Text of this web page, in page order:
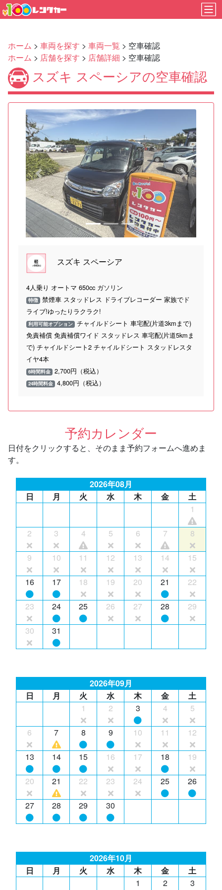
ホーム > 車両を探す > 車両一覧 > 空車確認
ホーム > 店舗を探す > 店舗詳細 > 空車確認
スズキ スペーシアの空車確認
Previous Next
スズキ スペーシア
4人乗り オートマ 650cc ガソリン
特徴 禁煙車 スタッドレス ドライブレコーダー 家族でド
ライブ!ゆったりラクラク!
利用可能オプション チャイルドシート 車宅配(片道3kmまで)
免責補償 免責補償ワイド スタッドレス 車宅配(片道5kmま
で) チャイルドシート2 チャイルドシート スタッドレスタ
イヤ4本
6時間料金 2,700円（税込）
24時間料金 4,800円（税込）
予約カレンダー
日付をクリックすると、そのまま予約フォームへ進めま
す。
2026年08月
日
月 火 水 木 金
土
1
2 3 4 5 6 7 8
9 10 11 12 13 14 15
16 17 18 19 20 21 22
23 24 25 26 27 28 29
30 31
2026年09月
日
月 火 水 木 金
土
1
2 3 4 5
6 7 8 9 10 11 12
13 14 15 16 17 18 19
20 21 22 23 24 25 26
27 28 29 30
2026年10月
日
月 火 水 木 金
土
1
2 3